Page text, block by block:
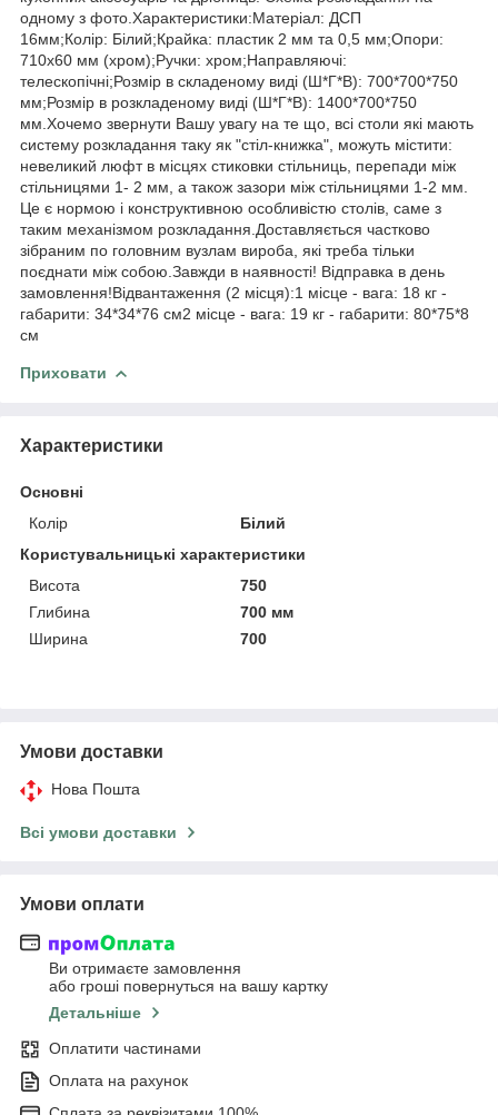
одному з фото.Характеристики:Матеріал: ДСП
16мм;Колір: Білий;Крайка: пластик 2 мм та 0,5 мм;Опори:
710х60 мм (хром);Ручки: хром;Направляючі:
телескопічні;Розмір в складеному виді (Ш*Г*В): 700*700*750
мм;Розмір в розкладеному виді (Ш*Г*В): 1400*700*750
мм.Хочемо звернути Вашу увагу на те що, всі столи які мають
систему розкладання таку як "стіл-книжка", можуть містити:
невеликий люфт в місцях стиковки стільниць, перепади між
стільницями 1- 2 мм, а також зазори між стільницями 1-2 мм.
Це є нормою і конструктивною особливістю столів, саме з
таким механізмом розкладання.Доставляється частково
зібраним по головним вузлам вироба, які треба тільки
поєднати між собою.Завжди в наявності! Відправка в день
замовлення!Відвантаження (2 місця):1 місце - вага: 18 кг -
габарити: 34*34*76 см2 місце - вага: 19 кг - габарити: 80*75*8
см
Приховати
Характеристики
Основні
Колір
Білий
Користувальницькі характеристики
Висота
750
Глибина
700 мм
Ширина
700
Умови доставки
Нова Пошта
Всі умови доставки
Умови оплати
Ви отримаєте замовлення
або гроші повернуться на вашу картку
Детальніше
Оплатити частинами
Оплата на рахунок